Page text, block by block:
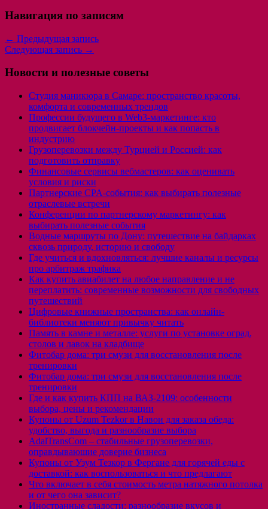
Навигация по записям
← Предыдущая запись
Следующая запись →
Новости и полезные советы
Студия маникюра в Самаре: пространство красоты,
комфорта и современных трендов
Профессии будущего в Web3-маркетинге: кто
продвигает блокчейн-проекты и как попасть в
индустрию
Грузоперевозки между Турцией и Россией: как
подготовить отправку
Финансовые сервисы вебмастеров: как оценивать
условия и риски
Партнерские CPA-события: как выбирать полезные
отраслевые встречи
Конференции по партнерскому маркетингу: как
выбирать полезные события
Водные маршруты по Дону: путешествие на байдарках
сквозь природу, историю и свободу
Где учиться и вдохновляться: лучшие каналы и ресурсы
про арбитраж трафика
Как купить авиабилет на любое направление и не
переплатить: современные возможности для свободных
путешествий
Цифровые книжные пространства: как онлайн-
библиотеки меняют привычку читать
Память в камне и металле: услуги по установке оград,
столов и лавок на кладбище
Фитобар дома: три смузи для восстановления после
тренировки
Фитобар дома: три смузи для восстановления после
тренировки
Где и как купить КПП на ВАЗ-2109: особенности
выбора, цены и рекомендации
Купоны от Uzum Tezkor в Навои для заказа обеда:
удобство, выгода и разнообразие выбора
AdalTransCom – стабильные грузоперевозки,
оправдывающие доверие бизнеса
Купоны от Узум Тезкор в Фергане для горячей еды с
доставкой: как воспользоваться и что предлагают
Что включает в себя стоимость метра натяжного потолка
и от чего она зависит?
Иностранные сладости: разнообразие вкусов и